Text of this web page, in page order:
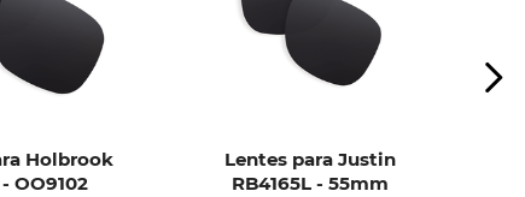
Holbrook
OO9102
Lentes para Justin
RB4165L - 55mm